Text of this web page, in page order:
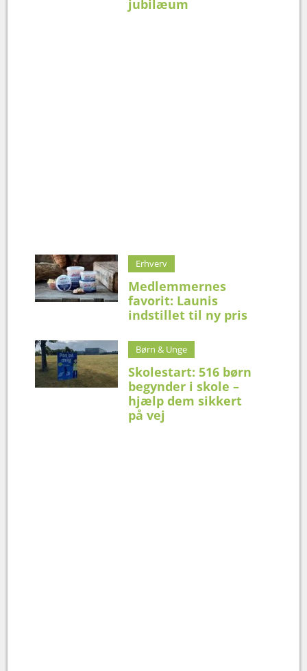
jubilæum
Erhverv
Medlemmernes
favorit: Launis
indstillet til ny pris
Børn & Unge
Skolestart: 516 børn
begynder i skole –
hjælp dem sikkert
på vej